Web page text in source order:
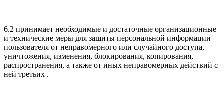
6.2 принимает необходимые и достаточные организационные
и технические меры для защиты персональной информации
пользователя от неправомерного или случайного доступа,
уничтожения, изменения, блокирования, копирования,
распространения, а также от иных неправомерных действий с
ней третьих .